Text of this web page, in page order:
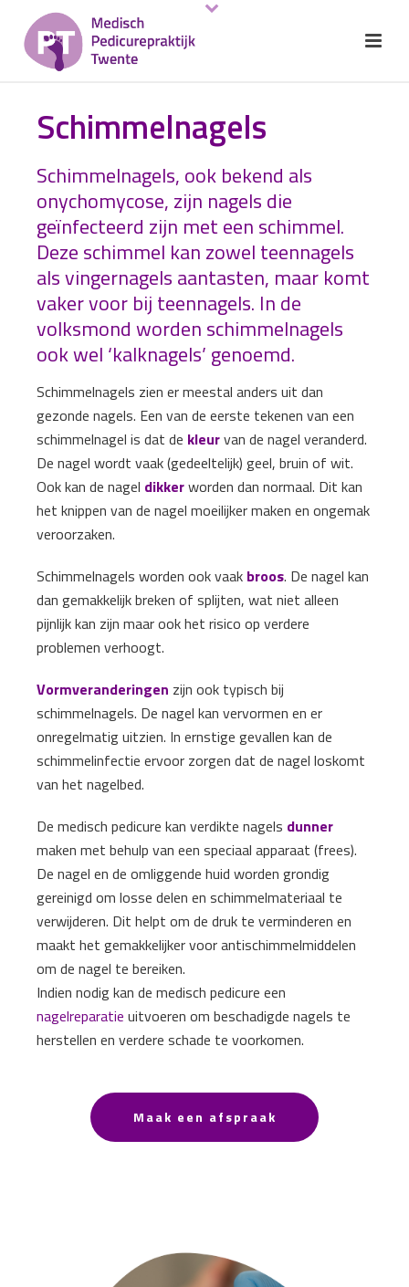
Schimmelnagels
Schimmelnagels, ook bekend als
onychomycose, zijn nagels die
geïnfecteerd zijn met een schimmel.
Deze schimmel kan zowel teennagels
als vingernagels aantasten, maar komt
vaker voor bij teennagels. In de
volksmond worden schimmelnagels
ook wel ‘kalknagels’ genoemd.
Schimmelnagels zien er meestal anders uit dan
gezonde nagels. Een van de eerste tekenen van een
schimmelnagel is dat de kleurvan de nagel veranderd.
De nagel wordt vaak (gedeeltelijk) geel, bruin of wit.
Ook kan de nagel dikkerworden dan normaal. Dit kan
het knippen van de nagel moeilijker maken en ongemak
veroorzaken.
Schimmelnagels worden ook vaak broos. De nagel kan
dan gemakkelijk breken of splijten, wat niet alleen
pijnlijk kan zijn maar ook het risico op verdere
problemen verhoogt.
Vormveranderingen zijn ook typisch bij
schimmelnagels. De nagel kan vervormen en er
onregelmatig uitzien. In ernstige gevallen kan de
schimmelinfectie ervoor zorgen dat de nagel loskomt
van het nagelbed.
De medisch pedicure kan verdikte nagels dunner
maken met behulp van een speciaal apparaat (frees).
De nagel en de omliggende huid worden grondig
gereinigd om losse delen en schimmelmateriaal te
verwijderen. Dit helpt om de druk te verminderen en
maakt het gemakkelijker voor antischimmelmiddelen
om de nagel te bereiken.
Indien nodig kan de medisch pedicure een
nagelreparatie uitvoeren om beschadigde nagels te
herstellen en verdere schade te voorkomen.
Maak een afspraak